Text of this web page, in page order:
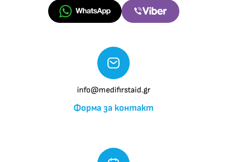
info@medifirstaid.gr
Форма за контакт